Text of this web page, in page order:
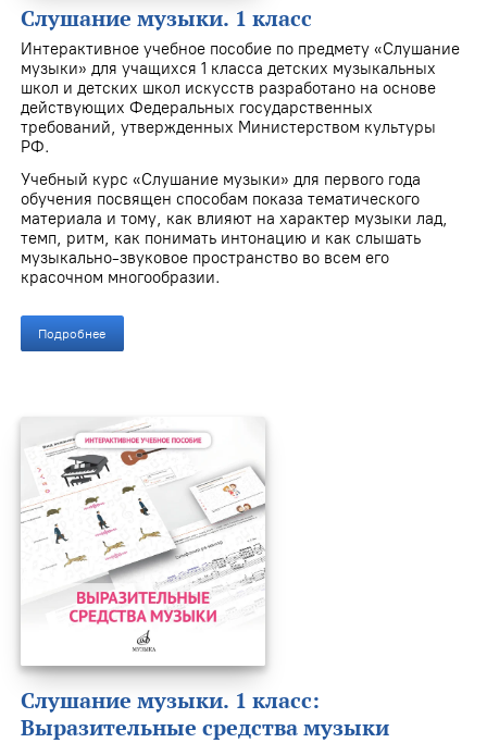
Слушание музыки. 1 класс
Интерактивное учебное пособие по предмету «Слушание
музыки» для учащихся 1 класса детских музыкальных
школ и детских школ искусств разработано на основе
действующих Федеральных государственных
требований, утвержденных Министерством культуры
РФ.
Учебный курс «Слушание музыки» для первого года
обучения посвящен способам показа тематического
материала и тому, как влияют на характер музыки лад,
темп, ритм, как понимать интонацию и как слышать
музыкально-звуковое пространство во всем его
красочном многообразии.
Подробнее
Слушание музыки. 1 класс:
Выразительные средства музыки